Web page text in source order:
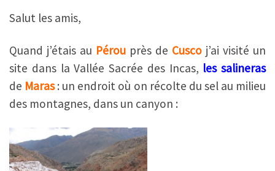
Salut les amis,
Quand j’étais au Pérou près de Cusco j’ai visité un
site dans la Vallée Sacrée des Incas, les salineras
de Maras : un endroit où on récolte du sel au milieu
des montagnes, dans un canyon :